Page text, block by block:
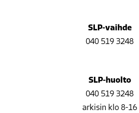
SLP-vaihde
040 519 3248
SLP-huolto
040 519 3248
arkisin klo 8-16